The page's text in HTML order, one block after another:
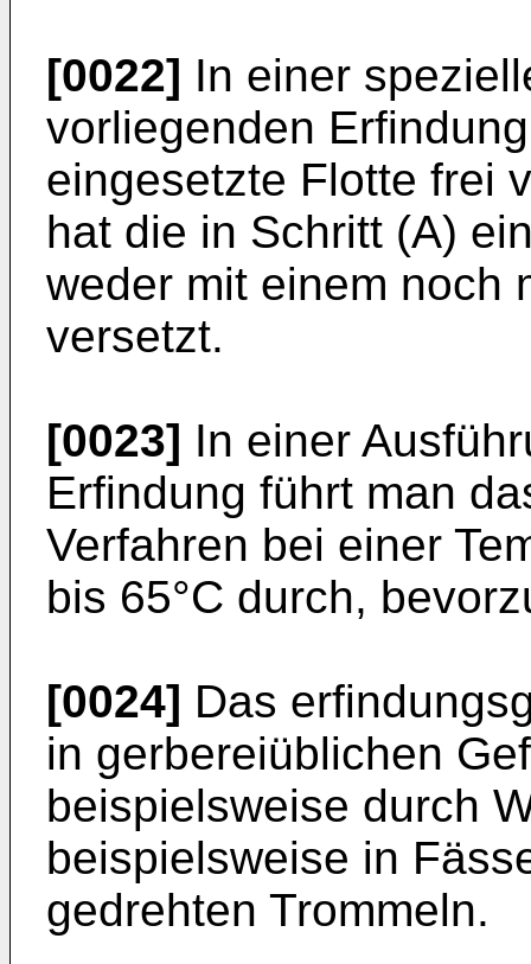
[0022] In einer
vorliegenden
eingesetzte Flotte frei
hat die in Schritt (A)
weder mit einem noch
versetzt.
[0023] In einer
Erfindung führt man
Verfahren bei einer
bis 65°C durch,
[0024] Das
in gerbereiüblichen
beispielsweise durch
beispielsweise in
gedrehten Trommeln.